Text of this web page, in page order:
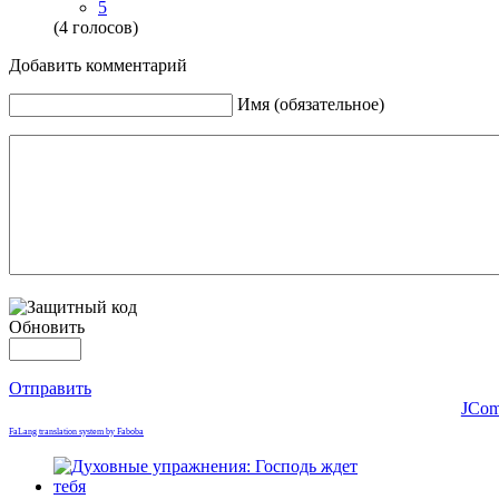
5
(4 голосов)
Добавить комментарий
Имя (обязательное)
Обновить
Отправить
FaLang translation system by Faboba